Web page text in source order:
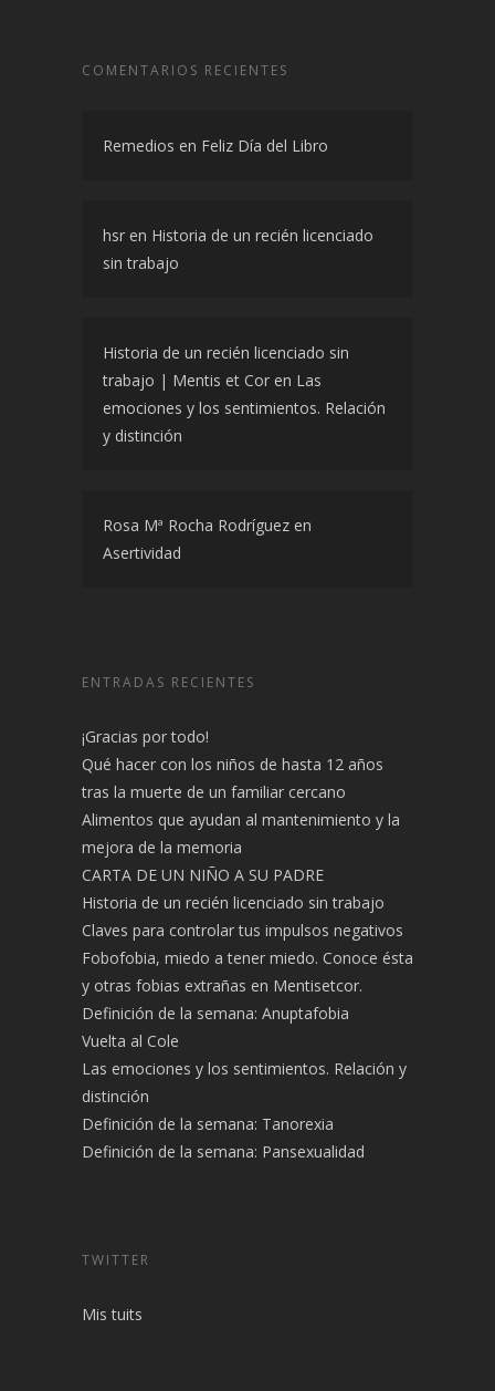
COMENTARIOS RECIENTES
Remedios en Feliz Día del Libro
hsr en Historia de un recién licenciado
sin trabajo
Historia de un recién licenciado sin
trabajo | Mentis et Cor en Las
emociones y los sentimientos. Relación
y distinción
Rosa Mª Rocha Rodríguez en
Asertividad
ENTRADAS RECIENTES
¡Gracias por todo!
Qué hacer con los niños de hasta 12 años
tras la muerte de un familiar cercano
Alimentos que ayudan al mantenimiento y la
mejora de la memoria
CARTA DE UN NIÑO A SU PADRE
Historia de un recién licenciado sin trabajo
Claves para controlar tus impulsos negativos
Fobofobia, miedo a tener miedo. Conoce ésta
y otras fobias extrañas en Mentisetcor.
Definición de la semana: Anuptafobia
Vuelta al Cole
Las emociones y los sentimientos. Relación y
distinción
Definición de la semana: Tanorexia
Definición de la semana: Pansexualidad
TWITTER
Mis tuits